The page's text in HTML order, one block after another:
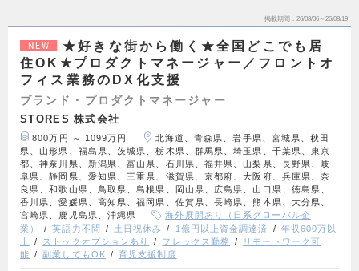
掲載期間 26/08/06～26/08/19
NEW
★好きな街から働く★全国どこでも居
住OK★プロダクトマネージャー／フロントオ
フィス業務のDX化支援
ブランド・プロダクトマネージャー
STORES 株式会社
800万円 ～ 1099万円
北海道、青森県、岩手県、宮城県、秋田
県、山形県、福島県、茨城県、栃木県、群馬県、埼玉県、千葉県、東京
都、神奈川県、新潟県、富山県、石川県、福井県、山梨県、長野県、岐
阜県、静岡県、愛知県、三重県、滋賀県、京都府、大阪府、兵庫県、奈
良県、和歌山県、鳥取県、島根県、岡山県、広島県、山口県、徳島県、
香川県、愛媛県、高知県、福岡県、佐賀県、長崎県、熊本県、大分県、
宮崎県、鹿児島県、沖縄県
海外展開あり（日系グローバル企
業）
英語力不問 土日祝休み 1億円以上資金調達済
年収600万以
上
ストックオプションあり フレックス勤務
リモートワーク可
能
副業してもOK 育児支援制度